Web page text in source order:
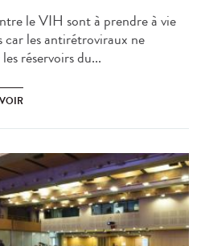
le VIH sont à prendre à vie
car les antirétroviraux ne
réservoirs du...